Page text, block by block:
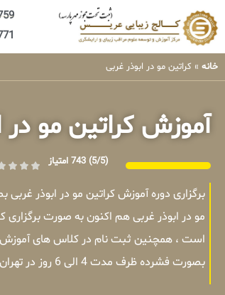
خانه » کراتین مو در ابوذر غربی
آموزش کراتین مو در
(5/5) 743 امتیاز
برگزاری دوره آموزش کراتین مو در ابوذر
مو در ابوذر غربی هم اکنون به صورت
است ، همچنین ثبت نام در کلاس های آموزش
بصورت فشرده ظرف مدت 4 الی 6 روز در تهران برگزار میشوند .